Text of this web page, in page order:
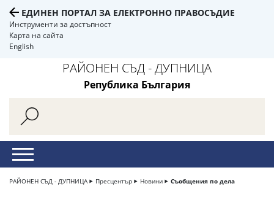
ЕДИНЕН ПОРТАЛ ЗА ЕЛЕКТРОННО ПРАВОСЪДИЕ
Инструменти за достъпност
Карта на сайта
English
РАЙОНЕН СЪД - ДУПНИЦА
Република България
РАЙОНЕН СЪД - ДУПНИЦА Пресцентър Новини Съобщения по дела